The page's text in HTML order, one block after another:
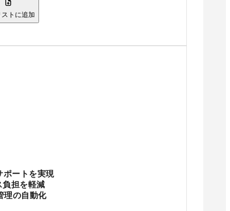
ストに追加
ポートを実現
負担を軽減
理の自動化